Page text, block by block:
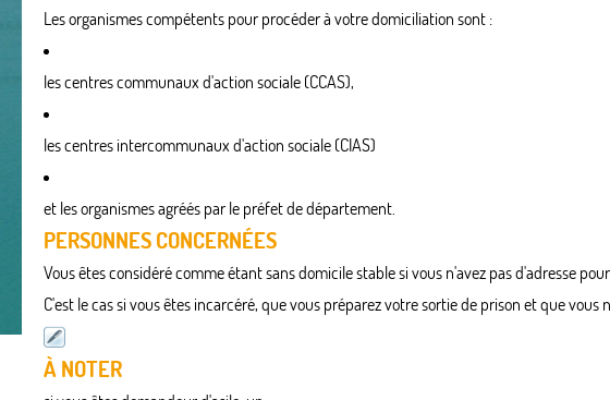
Les organismes compétents pour procéder à votre domiciliation sont :
les centres communaux d'action sociale (CCAS),
les centres intercommunaux d'action sociale (CIAS)
et les organismes agréés par le préfet de département.
PERSONNES CONCERNÉES
Vous êtes considéré comme étant sans domicile stable si vous n'avez pas d'adresse
C'est le cas si vous êtes incarcéré, que vous préparez votre sortie de prison et que vous
À NOTER